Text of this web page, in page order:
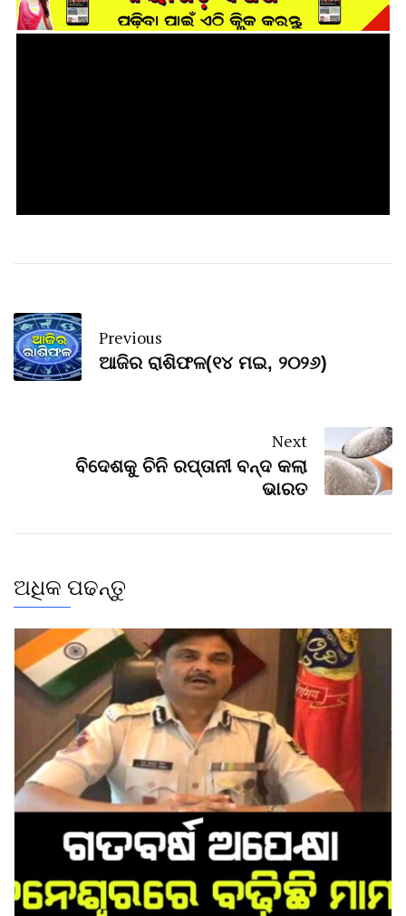
Previous
ଆଜିର ରାଶିଫଳ(୧୪ ମଇ, ୨୦୨୬)
Next
ବିଦେଶକୁ ଚିନି ରପ୍ତାନୀ ବନ୍ଦ କଲା
ଭାରତ
ଅଧିକ ପଢନ୍ତୁ